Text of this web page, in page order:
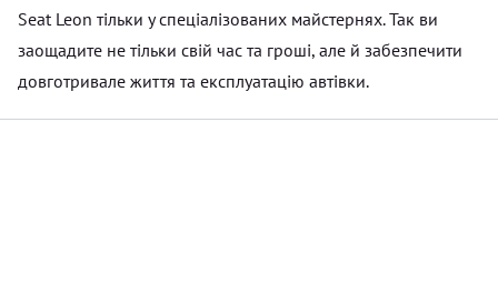
Seat Leon тільки у спеціалізованих майстернях. Так ви
заощадите не тільки свій час та гроші, але й забезпечити
довготривале життя та експлуатацію автівки.